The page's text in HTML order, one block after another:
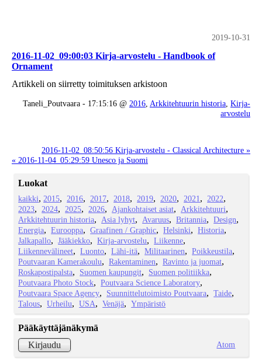
2019-10-31
2016-11-02_09:00:03 Kirja-arvostelu - Handbook of
Ornament
Artikkeli on siirretty toimituksen arkistoon
Taneli_Poutvaara - 17:15:16 @ 2016 Arkkitehtuurin historia Kirja-
arvostelu
2016-11-02_08:50:56 Kirja-arvostelu - Classical Architecture »
« 2016-11-04_05:29:59 Unesco ja Suomi
Luokat
kaikki 2015 2016 2017 2018 2019 2020 2021
2022
2023
2024 2025 2026 Ajankohtaiset asiat
Arkkitehtuuri
Arkkitehtuurin historia
Asia lyhyt Avaruus Britannia
Design
Energia
Eurooppa Graafinen / Graphic Helsinki
Historia
Jalkapallo
Jääkiekko Kirja-arvostelu
Liikenne
Liikennevälineet
Luonto Lähi-itä Militaarinen
Poikkeustila
Poutvaaran Kamerakoulu
Rakentaminen
Ravinto ja juomat
Roskapostipalsta
Suomen kaupungit
Suomen politiikka
Poutvaara Photo Stock
Poutvaara Science Laboratory
Poutvaara Space Agency
Suunnittelutoimisto Poutvaara
Taide
Talous
Urheilu USA Venäjä Ympäristö
Pääkäyttäjänäkymä
Kirjaudu
Atom